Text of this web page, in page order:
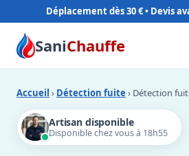
Déplacement dès 30 €
SaniChauffe
Accueil › Détection fuite › Détection
Artisan disponible
Disponible chez vous à 18h55